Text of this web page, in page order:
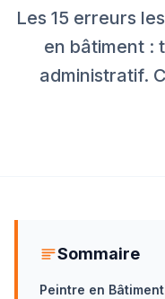
Les 15 erreurs
en bâtiment :
administratif.
Sommaire
Peintre en